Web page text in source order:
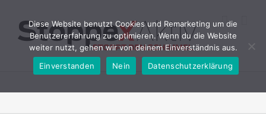
springen
Diese Website benutzt Cookies und Remarketing um die
Benutzererfahrung zu optimieren. Wenn du die Website
weiter nutzt, gehen wir von deinem Einverständnis aus.
Einverstanden
Nein Datenschutzerklärung